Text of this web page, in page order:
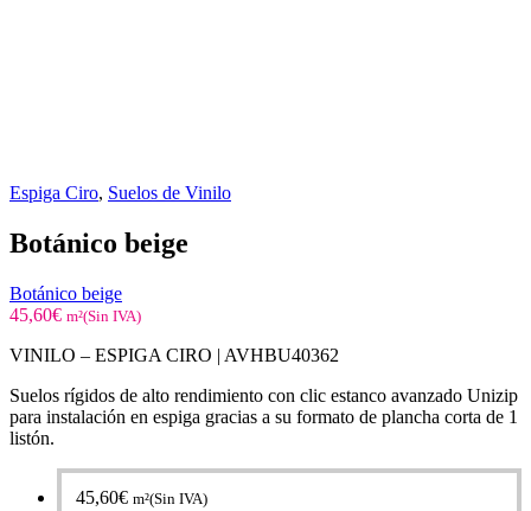
Espiga Ciro, Suelos de Vinilo
Botánico beige
Botánico beige
45,60€ m²(Sin IVA)
VINILO – ESPIGA CIRO | AVHBU40362
Suelos rígidos de alto rendimiento con clic estanco avanzado Unizip
para instalación en espiga gracias a su formato de plancha corta de 1
listón.
45,60€ m²(Sin IVA)